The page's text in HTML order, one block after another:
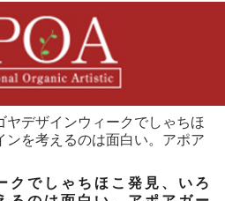
ヤデザインウィークでしゃちほ
ンを考えるのは面白い。アポア
クでしゃちほこ発見、いろ